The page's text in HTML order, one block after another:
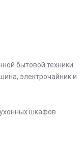
бытовой техники
электрочайник и
шкафов